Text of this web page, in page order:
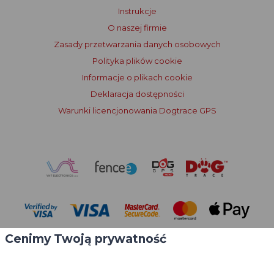
Instrukcje
O naszej firmie
Zasady przetwarzania danych osobowych
Polityka plików cookie
Informacje o plikach cookie
Deklaracja dostępności
Warunki licencjonowania Dogtrace GPS
Cenimy Twoją prywatność